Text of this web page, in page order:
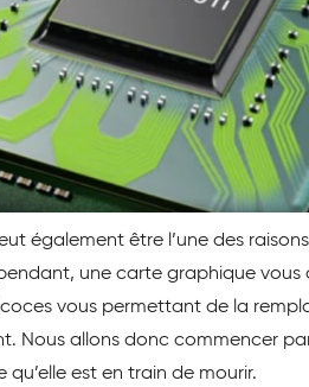
également être l’une des
une carte graphique
vous permettant de la
Nous allons donc commencer
est en train de mourir.